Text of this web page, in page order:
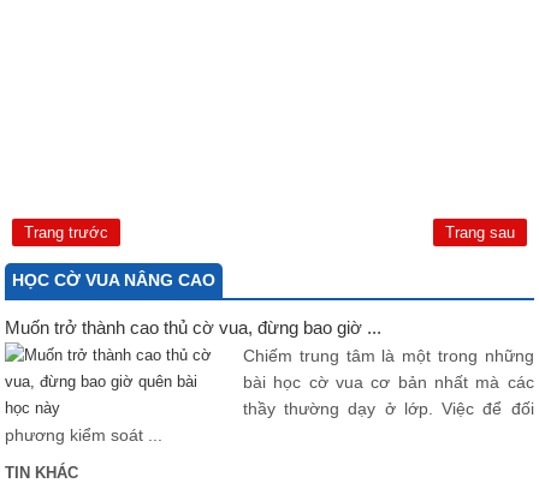
Trang trước Trang sau
HỌC CỜ VUA NÂNG CAO
Muốn trở thành cao thủ cờ vua, đừng bao giờ ...
Chiếm trung tâm là một trong những
bài học cờ vua cơ bản nhất mà các
thầy thường dạy ở lớp. Việc để đối
phương kiểm soát ...
TIN KHÁC